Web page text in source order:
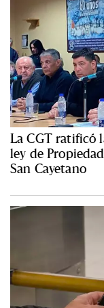
La CGT ratificó
ley de
San Cayetano